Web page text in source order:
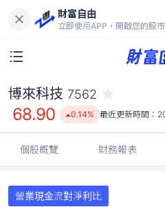
財富自由
立即使用APP，開啟您的股
68.90
博來科技 7562
68.90 0.14% 最近更新時間：
個股概覽 財務報表
營業現金流對淨利比